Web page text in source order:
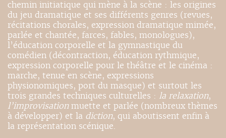
chemin initiatique qui mène à la scène : les origines
du jeu dramatique et ses différents genres (revues,
récitations chorales, expression dramatique mimée,
parlée et chantée, farces, fables, monologues),
l’éducation corporelle et la gymnastique du
comédien (décontraction, éducation rythmique,
expression corporelle pour le théâtre et le cinéma :
marche, tenue en scène, expressions
physionomiques, port du masque) et surtout les
trois grandes techniques culturelles : la relaxation,
l’improvisationmuette et parlée (nombreux thèmes
à développer) et la diction, qui aboutissent enfin à
la représentation scénique.